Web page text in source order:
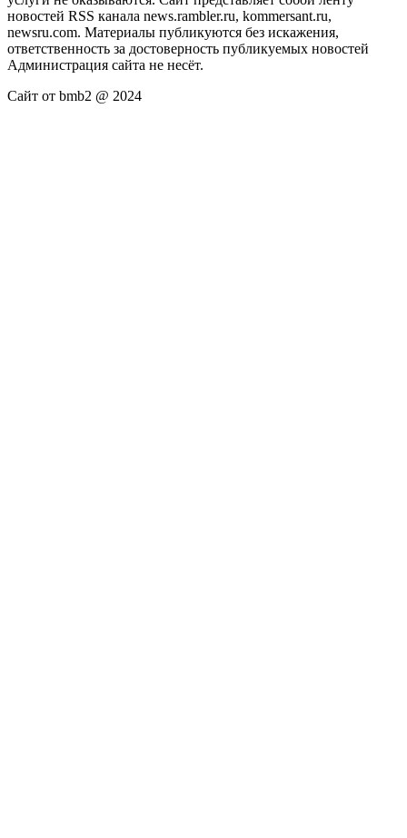
новостей RSS канала news.rambler.ru, kommersant.ru,
newsru.com. Материалы публикуются без искажения,
ответственность за достоверность публикуемых новостей
Администрация сайта не несёт.
Сайт от bmb2 @ 2024